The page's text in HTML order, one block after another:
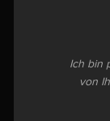
Ich bin
von